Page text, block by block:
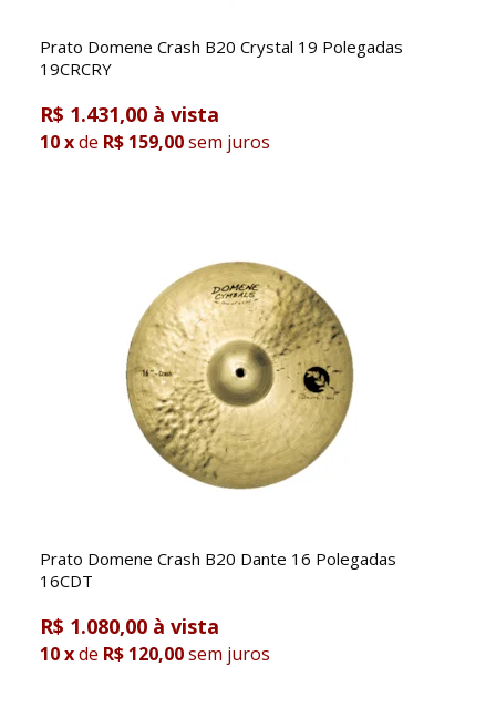
Prato Domene Crash B20 Crystal 19 Polegadas
19CRCRY
R$ 1.431,00
10xde R$ 159,00sem juros
Prato Domene Crash B20 Dante 16 Polegadas
16CDT
R$ 1.080,00
10xde R$ 120,00sem juros